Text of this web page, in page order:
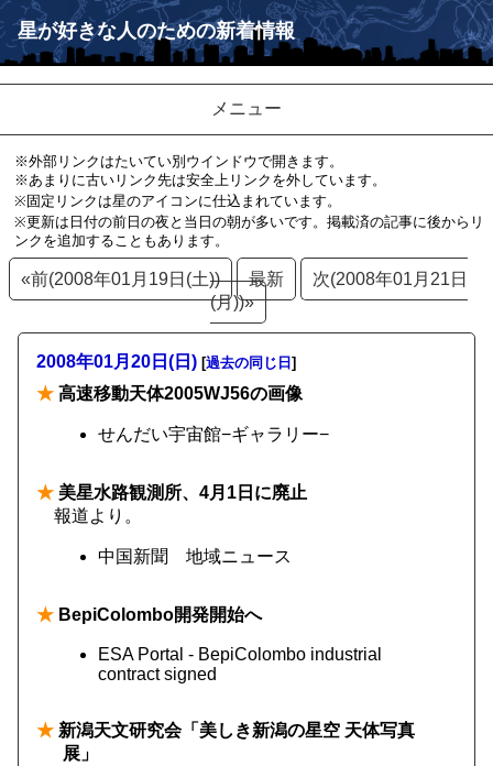
星が好きな人のための新着情報
メニュー
※外部リンクはたいてい別ウインドウで開きます。
※あまりに古いリンク先は安全上リンクを外しています。
※固定リンクは星のアイコンに仕込まれています。
※更新は日付の前日の夜と当日の朝が多いです。掲載済の記事に後からリ
ンクを追加することもあります。
«前(2008年01月19日(土)) 最新
次(2008年01月21日
(月))»
2008年01月20日(日) [過去の同じ日 ]
★ 高速移動天体2005WJ56の画像
せんだい宇宙館−ギャラリー−
★ 美星水路観測所、4月1日に廃止
報道より。
中国新聞 地域ニュース
★ BepiColombo開発開始へ
ESA Portal - BepiColombo industrial
contract signed
★ 新潟天文研究会「美しき新潟の星空 天体写真
展」